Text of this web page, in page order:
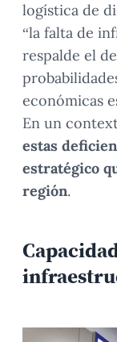
logística de
“la falta de
respalde el
económicas
En un
estas
estratégico
región.